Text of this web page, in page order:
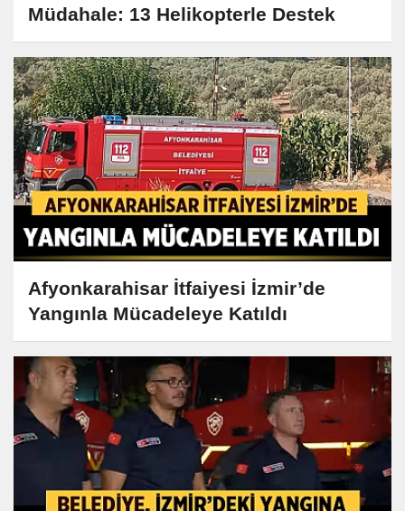
Müdahale: 13 Helikopterle Destek
Afyonkarahisar İtfaiyesi İzmir’de
Yangınla Mücadeleye Katıldı